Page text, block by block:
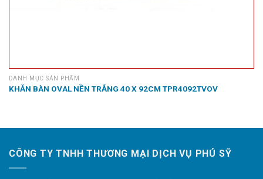
DANH MỤC SẢN PHẨM
KHĂN BÀN OVAL NỀN TRẮNG 40 X 92CM TPR4092TVOV
CÔNG TY TNHH THƯƠNG MẠI DỊCH VỤ PHÚ SỸ